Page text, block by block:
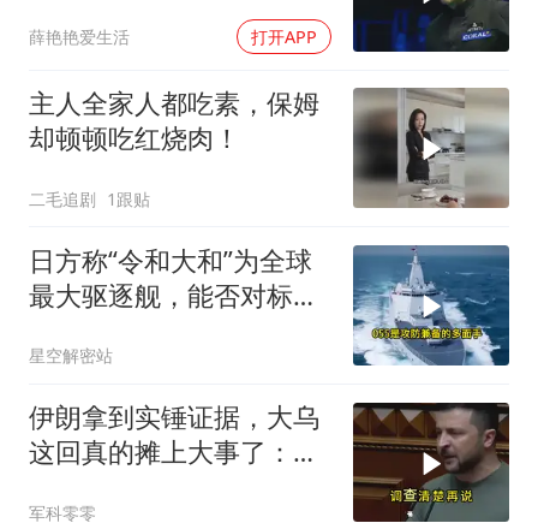
薛艳艳爱生活 打开APP
主人全家人都吃素，保姆
却顿顿吃红烧肉！
二毛追剧 1跟贴
日方称“令和大和”为全球
最大驱逐舰，能否对标
星空解密站
伊朗拿到实锤证据，大乌
这回真的摊上大事了：私
军科零零